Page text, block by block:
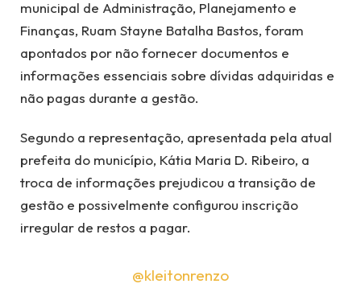
municipal de Administração, Planejamento e
Finanças, Ruam Stayne Batalha Bastos, foram
apontados por não fornecer documentos e
informações essenciais sobre dívidas adquiridas e
não pagas durante a gestão.
Segundo a representação, apresentada pela atual
prefeita do município, Kátia Maria D. Ribeiro, a
troca de informações prejudicou a transição de
gestão e possivelmente configurou inscrição
irregular de restos a pagar.
@kleitonrenzo